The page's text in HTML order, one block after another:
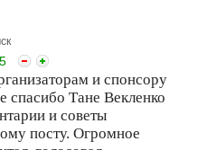
5
и спонсору
спасибо Тане Векленко
и советы
посту. Огромное